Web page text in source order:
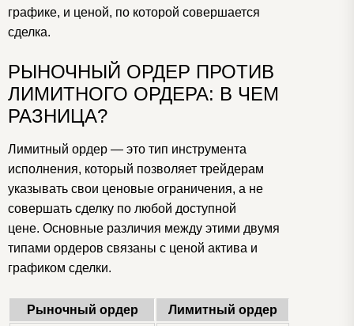
графике, и ценой, по которой совершается
сделка.
РЫНОЧНЫЙ ОРДЕР ПРОТИВ
ЛИМИТНОГО ОРДЕРА: В ЧЕМ
РАЗНИЦА?
Лимитный ордер — это тип инструмента
исполнения, который позволяет трейдерам
указывать свои ценовые ограничения, а не
совершать сделку по любой доступной
цене. Основные различия между этими двумя
типами ордеров связаны с ценой актива и
графиком сделки.
Рыночный ордер Лимитный ордер